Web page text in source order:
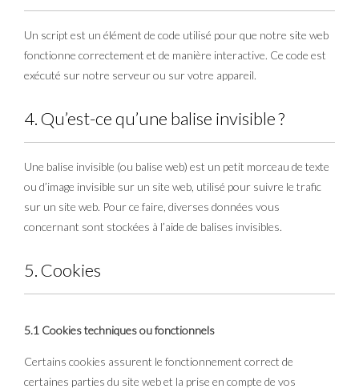
Un script est un élément de code utilisé pour que notre site web
fonctionne correctement et de manière interactive. Ce code est
exécuté sur notre serveur ou sur votre appareil.
4. Qu’est-ce qu’une balise invisible ?
Une balise invisible (ou balise web) est un petit morceau de texte
ou d’image invisible sur un site web, utilisé pour suivre le trafic
sur un site web. Pour ce faire, diverses données vous
concernant sont stockées à l’aide de balises invisibles.
5. Cookies
5.1 Cookies techniques ou fonctionnels
Certains cookies assurent le fonctionnement correct de
certaines parties du site web et la prise en compte de vos